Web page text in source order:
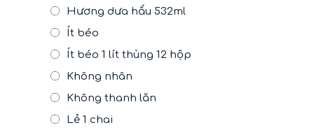
Hương dưa hấu 532ml
Ít béo
Ít béo 1 lít thùng 12 hộp
Không nhân
Không thanh lăn
Lẻ 1 chai